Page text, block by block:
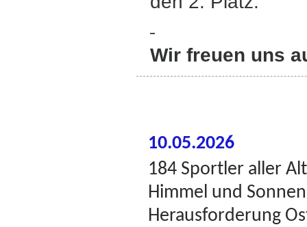
Wir freuen uns
10.05.2026
184 Sportler aller
Himmel und
Herausforderung